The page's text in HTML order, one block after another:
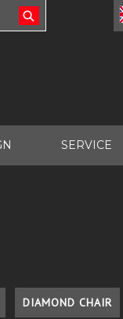
SERVICE
DIAMOND CHAIR